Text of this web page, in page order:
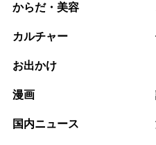
からだ・美容
カルチャー
お出かけ
漫画
国内ニュース